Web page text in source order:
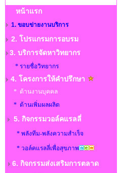
หน้าแรก
1. ขอบข่ายงานบริการ
2. โปรแกรมการอบรม
3. บริการจัดหาวิทยากร
* รายชื่อวิทยากร
4. โครงการให้คำปรึกษา
* ด้านงานบุคคล
* ด้านเพิ่มผลผลิต
5. กิจกรรมวอล์คแรลลี่
* พลังทีม-พลังความสำเร็จ
* วอล์คแรลลี่เพื่อสุขภาพ
6. กิจกรรมส่งเสริมการตลาด